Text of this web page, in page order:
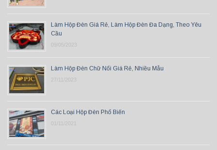
Làm Hộp Đèn Giá Rẻ, Làm Hộp Đèn Đa Dạng, Theo Yêu
Cầu
09/05/2023
Làm Hộp Đèn Chữ Nổi Giá Rẻ, Nhiều Mẫu
27/11/2023
Các Loại Hộp Đèn Phổ Biến
01/11/2021